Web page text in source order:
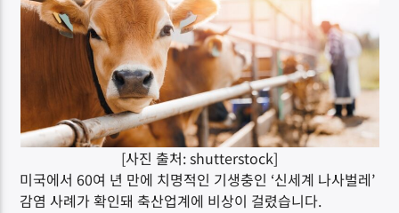
[사진 출처: shutterstock]
미국에서 60여 년 만에 치명적인 기생충인 ‘신세계 나사벌레’
감염 사례가 확인돼 축산업계에 비상이 걸렸습니다.